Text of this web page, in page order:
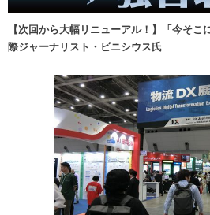
【次回から大幅リニューアル！】「今そ
際ジャーナリスト・ビニシウス氏